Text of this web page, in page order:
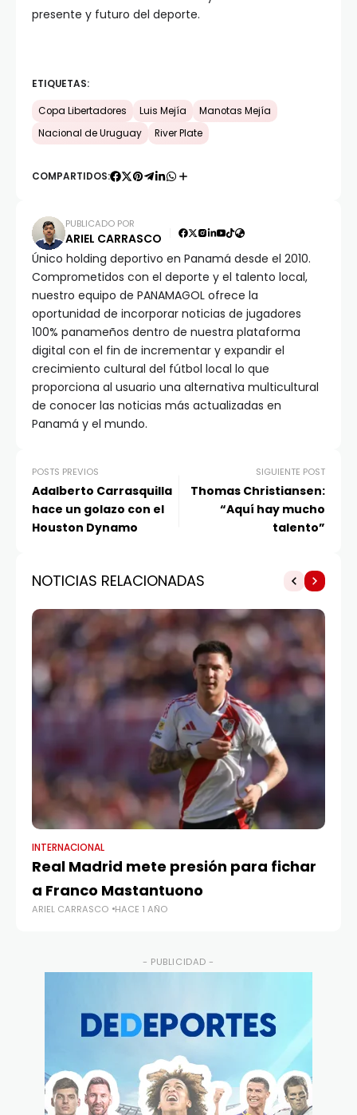
presente y futuro del deporte.
ETIQUETAS:
Copa Libertadores Luis Mejía
Manotas Mejía
Nacional de Uruguay
River Plate
COMPARTIDOS:
PUBLICADO POR
ARIEL CARRASCO
Único holding deportivo en Panamá desde el 2010.
Comprometidos con el deporte y el talento local,
nuestro equipo de PANAMAGOL ofrece la
oportunidad de incorporar noticias de jugadores
100% panameños dentro de nuestra plataforma
digital con el fin de incrementar y expandir el
crecimiento cultural del fútbol local lo que
proporciona al usuario una alternativa multicultural
de conocer las noticias más actualizadas en
Panamá y el mundo.
POSTS PREVIOS
Adalberto Carrasquilla
hace un golazo con el
Houston Dynamo
SIGUIENTE POST
Thomas Christiansen:
“Aquí hay mucho
talento”
NOTICIAS RELACIONADAS
INTERNACIONAL
Real Madrid mete presión para fichar
a Franco Mastantuono
ARIEL CARRASCO HACE 1 AÑO
- PUBLICIDAD -